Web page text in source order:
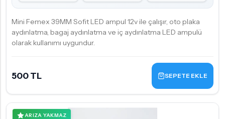
Mini Femex 39MM Sofit LED ampul 12v ile çalışır, oto plaka
aydınlatma, bagaj aydınlatma ve iç aydınlatma LED ampulü
olarak kullanımı uygundur.
500 TL SEPETE EKLE
ARIZA YAKMAZ